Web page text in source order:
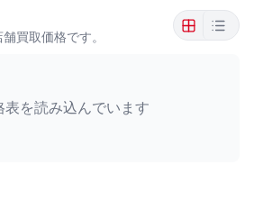
買取価格です。
表を読み込んでいます